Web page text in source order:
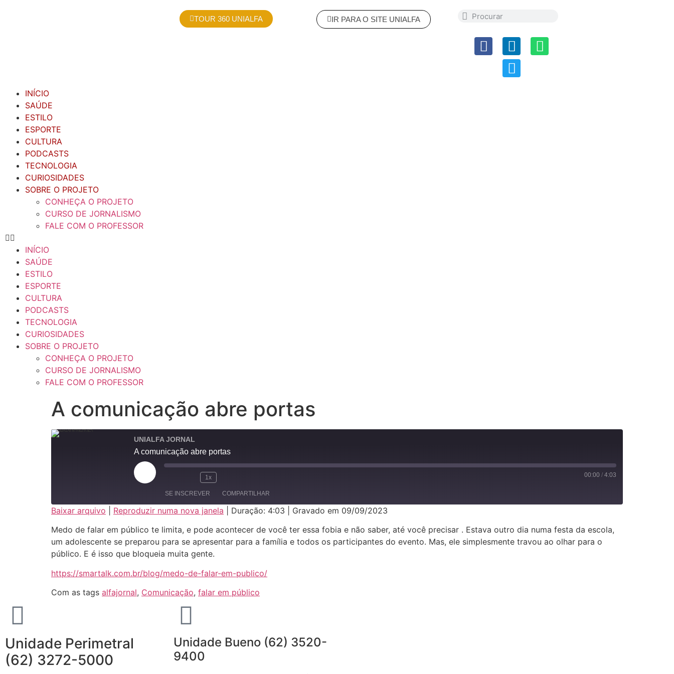
TOUR 360 UNIALFA IR PARA O SITE UNIALFA
INÍCIO
SAÚDE
ESTILO
ESPORTE
CULTURA
PODCASTS
TECNOLOGIA
CURIOSIDADES
SOBRE O PROJETO
CONHEÇA O PROJETO
CURSO DE JORNALISMO
FALE COM O PROFESSOR
INÍCIO
SAÚDE
ESTILO
ESPORTE
CULTURA
PODCASTS
TECNOLOGIA
CURIOSIDADES
SOBRE O PROJETO
CONHEÇA O PROJETO
CURSO DE JORNALISMO
FALE COM O PROFESSOR
A comunicação abre portas
UNIALFA JORNAL
A comunicação abre portas
1x 00:00 / 4:03
SE INSCREVER COMPARTILHAR
FEED RSS
COMPARTILHAR
LINK
Baixar arquivo Reproduzir numa nova janela Duração: 4:03
Gravado em 09/09/2023
Medo de falar em público te limita, e pode acontecer de você ter essa fobia e não saber, até você precisar . Estava outro dia numa festa da escola,
um adolescente se preparou para se apresentar para a família e todos os participantes do evento. Mas, ele simplesmente travou ao olhar para o
público. E é isso que bloqueia muita gente.
https://smartalk.com.br/blog/medo-de-falar-em-publico/
Com as tags alfajornal, Comunicação, falar em público
Unidade Perimetral
(62) 3272-5000
Unidade Bueno (62) 3520-
9400